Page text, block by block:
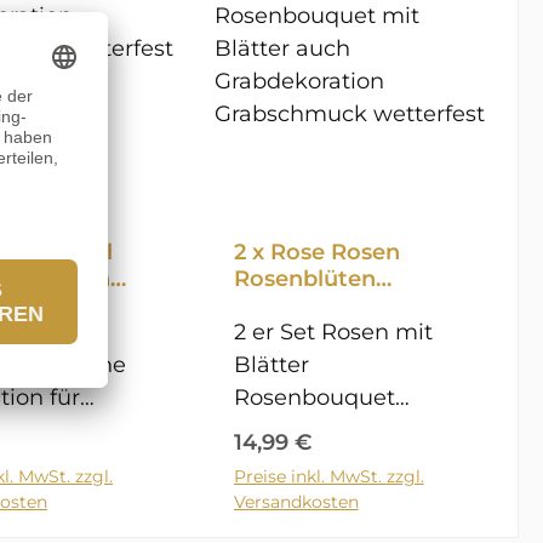
mit Stiel
auch
13,5cm
mit Stiel
für
Terrasse
oder
Preis:
MwSt. zzgl.
Warenkorb
2 x Rose Rosen
Rosenblüten
Blätter auch
Grabdekoration
Grabschmuck
wetterfest
2 er Set Rosen mit
Blätter
Rosenbouquet
schöne Dekoration
für Garten oder
Terrasse auch als
Regulärer Preis:
14,99 €
Preise inkl. MwSt. zzgl.
Versandkosten
In den Warenkorb